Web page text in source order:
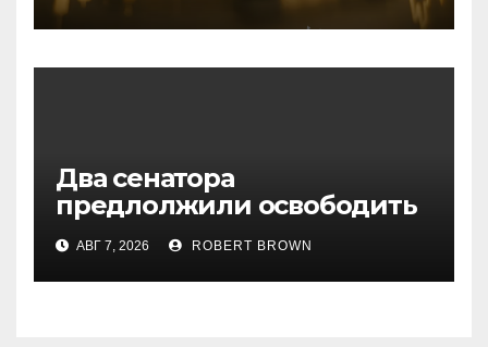
Два сенатора
предлолжили освободить
Трампа от налогов с
криптобизнеса
АВГ 7, 2026 ROBERT BROWN